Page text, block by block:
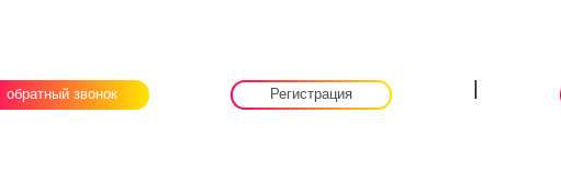
обратный звонок Регистрация